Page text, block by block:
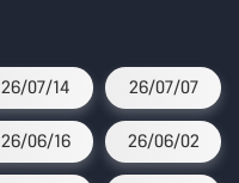
26/07/14 26/07/07
26/06/16 26/06/02